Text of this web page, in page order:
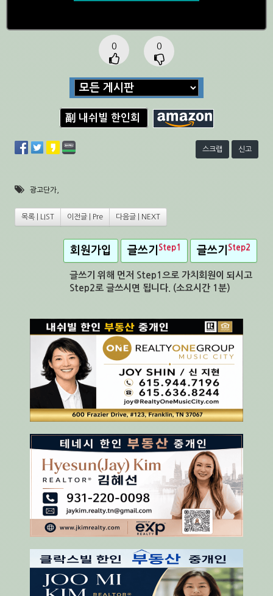
0 0
副 내쉬빌 한인회
스크랩 신고
광고단가
목록 | LIST 이전글 | Pre 다음글 | NEXT
회원가입 글쓰기 Step1 글쓰기 Step2
글쓰기 위해 먼저 Step1으로 가치회원이 되시고
Step2로 글쓰시면 됩니다. (소요시간 1분)